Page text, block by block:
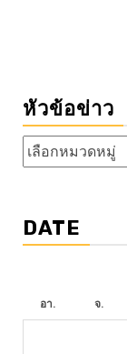
หัวข้อข่าว
หัวข้อ
ข่าว
DATE
อา. จ.